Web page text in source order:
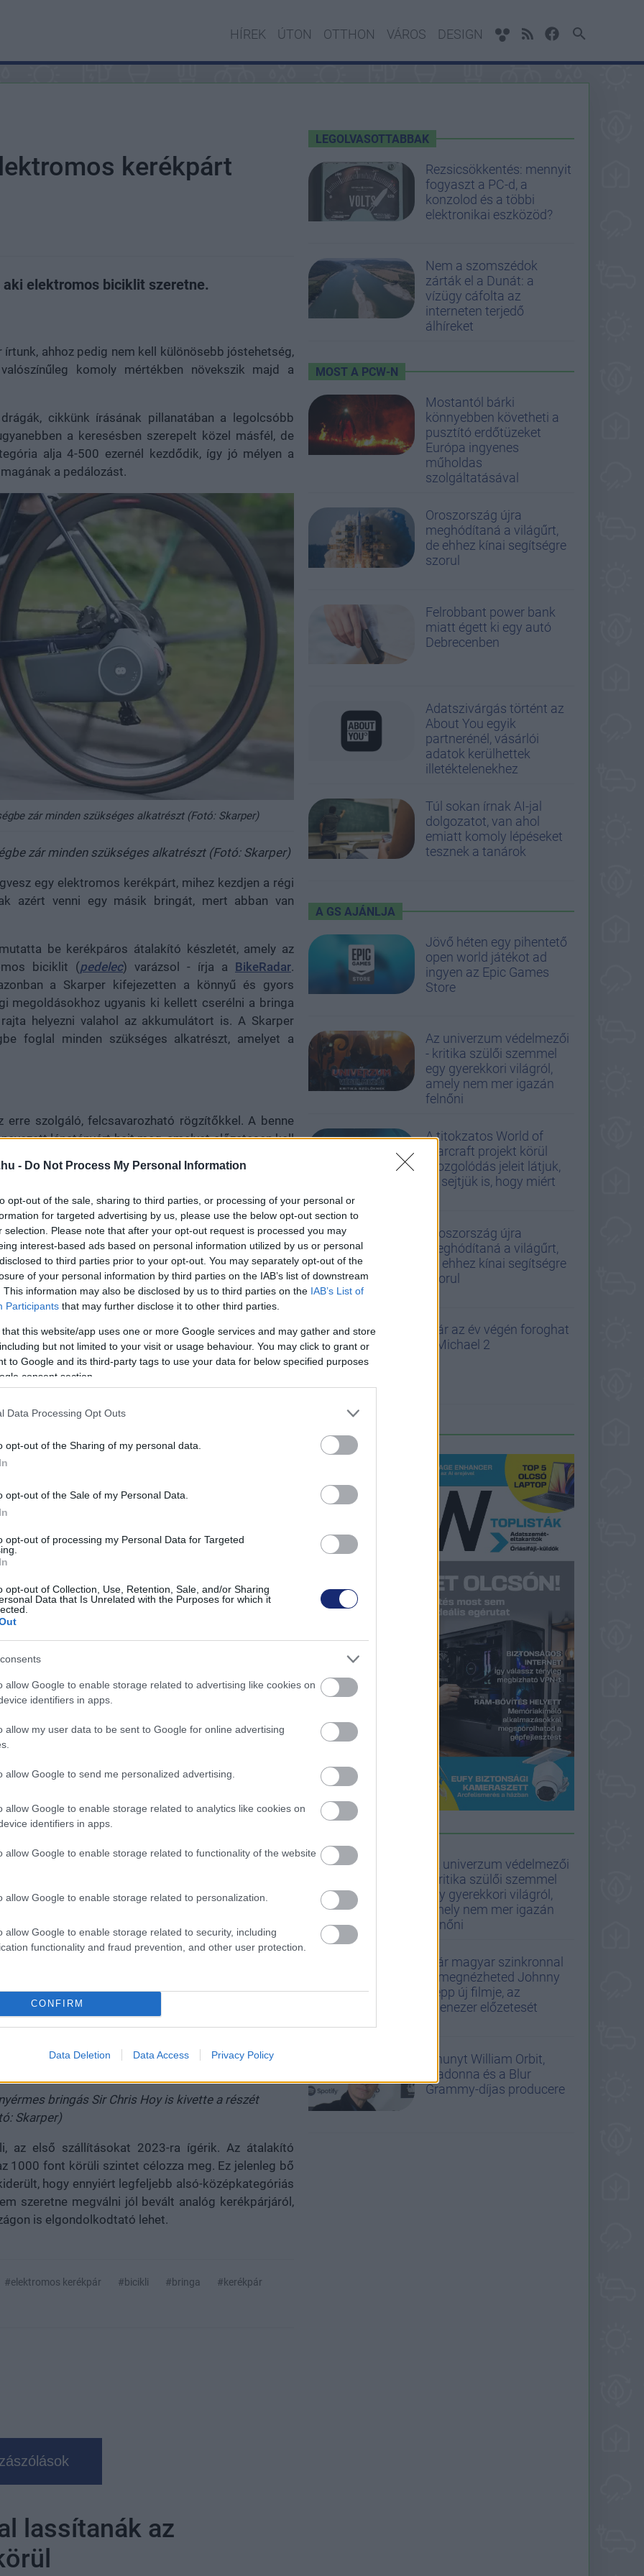
- Do Not Process My Personal Information
opt-out of the sale, sharing to third parties, or processing of your personal or
for targeted advertising by us, please use the below opt-out section to
selection. Please note that after your opt-out request is processed you may
interest-based ads based on personal information utilized by us or personal
to third parties prior to your opt-out. You may separately opt-out of the
of your personal information by third parties on the IAB’s list of downstream
This information may also be disclosed by us to third parties on the IAB’s List of
Participants that may further disclose it to other third parties.
that this website/app uses one or more Google services and may gather and store
but not limited to your visit or usage behaviour. You may click to grant or
to Google and its third-party tags to use your data for below specified purposes
consent section.
Data Processing Opt Outs
opt-out of the Sharing of my personal data.
opt-out of the Sale of my Personal Data.
opt-out of processing my Personal Data for Targeted
opt-out of Collection, Use, Retention, Sale, and/or Sharing
Data that Is Unrelated with the Purposes for which it
allow Google to enable storage related to advertising like cookies on
identifiers in apps.
allow my user data to be sent to Google for online advertising
allow Google to send me personalized advertising.
allow Google to enable storage related to analytics like cookies on
identifiers in apps.
allow Google to enable storage related to functionality of the website
allow Google to enable storage related to personalization.
allow Google to enable storage related to security, including
functionality and fraud prevention, and other user protection.
CONFIRM
Data Deletion Data Access Privacy Policy
HÍREK ÚTON OTTHON VÁROS DESIGN
kerékpárt
aki elektromos biciklit szeretne.
ahhoz pedig nem kell különösebb jóstehetség,
komoly mértékben növekszik majd a
cikkünk írásának pillanatában a legolcsóbb
a keresésben szerepelt közel másfél, de
alja 4-500 ezernél kezdődik, így jó mélyen a
a pedálozást.
zár minden szükséges alkatrészt (Fotó: Skarper)
zár minden szükséges alkatrészt (Fotó: Skarper)
egy elektromos kerékpárt, mihez kezdjen a régi
azért venni egy másik bringát, mert abban van
be kerékpáros átalakító készletét, amely az
biciklit (pedelec) varázsol - írja a BikeRadar.
a Skarper kifejezetten a könnyű és gyors
megoldásokhoz ugyanis ki kellett cserélni a bringa
helyezni valahol az akkumulátort is. A Skarper
foglal minden szükséges alkatrészt, amelyet a
szolgáló, felcsavarozható rögzítőkkel. A benne
lánctányért hajt meg, amelyet előzetesen kell
feladat, mint bármilyen lánctányér cseréje,
a villanymotor és az azt fékező mechanika is
az egységet egyetlen kattintással
közben lekapják a biciklinkről.
akár 60 kilométeres hatótáv is elérhető, attól
az elektromos rásegítést. Az egységhez tartozik egy
figyeli, hogy mekkora tempót diktálunk, ezzel
aki korábban orvosi eszközök fejlesztésével
egyik legsikeresebb brit sportoló, a hat olimpiai
Hoy, aki befektetőként és tesztelőként működik
Sir Chris Hoy is kivette a részét (Fotó: Skarper)
bringás Sir Chris Hoy is kivette a részét
Skarper)
az első szállításokat 2023-ra ígérik. Az átalakító
1000 font körüli szintet célozza meg. Ez jelenleg bő
hogy ennyiért legfeljebb alsó-középkategóriás
szeretne megválni jól bevált analóg kerékpárjáról,
is elgondolkodtató lehet.
#elektromos kerékpár #bicikli #bringa
#kerékpár
lassítanák az
LEGOLVASOTTABBAK
Rezsicsökkentés: mennyit
fogyaszt a PC-d, a
konzolod és a többi
elektronikai eszközöd?
Nem a szomszédok
zárták el a Dunát: a
vízügy cáfolta az
interneten terjedő
álhíreket
MOST A PCW-N
Mostantól bárki
könnyebben követheti a
pusztító erdőtüzeket
Európa ingyenes
műholdas
szolgáltatásával
Oroszország újra
meghódítaná a világűrt,
de ehhez kínai segítségre
szorul
Felrobbant power bank
miatt égett ki egy autó
Debrecenben
Adatszivárgás történt az
About You egyik
partnerénél, vásárlói
adatok kerülhettek
illetéktelenekhez
Túl sokan írnak AI-jal
dolgozatot, van ahol
emiatt komoly lépéseket
tesznek a tanárok
A GS AJÁNLJA
Jövő héten egy pihentető
open world játékot ad
ingyen az Epic Games
Store
Az univerzum védelmezői
- kritika szülői szemmel
egy gyerekkori világról,
amely nem mer igazán
felnőni
A titokzatos World of
Warcraft projekt körül
mozgolódás jeleit látjuk,
és sejtjük is, hogy miért
Oroszország újra
meghódítaná a világűrt,
de ehhez kínai segítségre
szorul
Már az év végén foroghat
a Michael 2
LEGFRISSEBB PCW
Az univerzum védelmezői
- kritika szülői szemmel
egy gyerekkori világról,
amely nem mer igazán
felnőni
Már magyar szinkronnal
is megnézheted Johnny
Depp új filmje, az
Ebenezer előzetesét
Elhunyt William Orbit,
Madonna és a Blur
Grammy-díjas producere